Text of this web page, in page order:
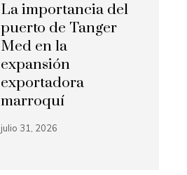
La importancia del
puerto de Tanger
Med en la
expansión
exportadora
marroquí
julio 31, 2026